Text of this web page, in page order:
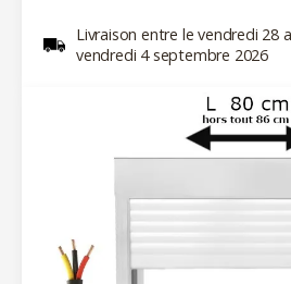
Livraison entre le vendredi 28
vendredi 4 septembre 2026